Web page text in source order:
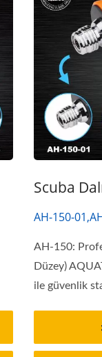
Scuba
AH-150-
AH-150:
Düzey)
ile güvenlik